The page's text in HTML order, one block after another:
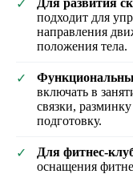
✓ Для развития
подходит для
направления
положения тела.
✓
включать в
связки,
подготовку.
✓ Для фитнес-
оснащения